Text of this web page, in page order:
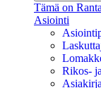
Tämä on
Asiointi
Rikos-